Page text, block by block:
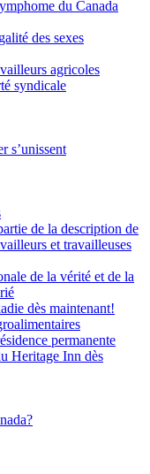
du Canada
des sexes
agricoles
syndicale
s’unissent
de la description de
et travailleuses
de la vérité et de la
dès maintenant!
permanente
Heritage Inn dès